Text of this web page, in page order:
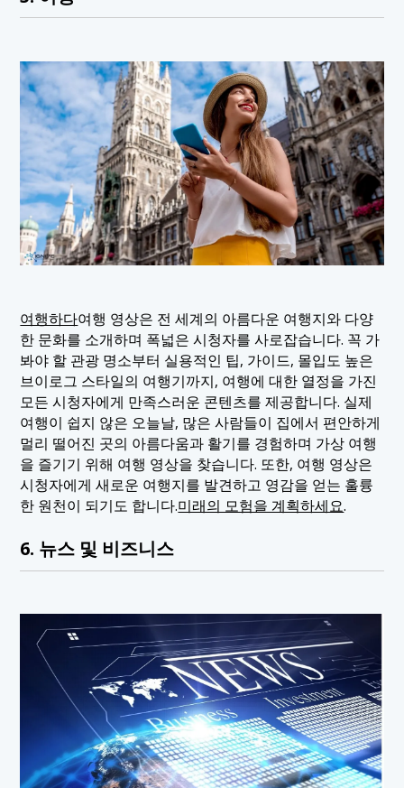
여행하다여행 영상은 전 세계의 아름다운 여행지와 다양
한 문화를 소개하며 폭넓은 시청자를 사로잡습니다. 꼭 가
봐야 할 관광 명소부터 실용적인 팁, 가이드, 몰입도 높은
브이로그 스타일의 여행기까지, 여행에 대한 열정을 가진
모든 시청자에게 만족스러운 콘텐츠를 제공합니다. 실제
여행이 쉽지 않은 오늘날, 많은 사람들이 집에서 편안하게
멀리 떨어진 곳의 아름다움과 활기를 경험하며 가상 여행
을 즐기기 위해 여행 영상을 찾습니다. 또한, 여행 영상은
시청자에게 새로운 여행지를 발견하고 영감을 얻는 훌륭
한 원천이 되기도 합니다.미래의 모험을 계획하세요.
6. 뉴스 및 비즈니스